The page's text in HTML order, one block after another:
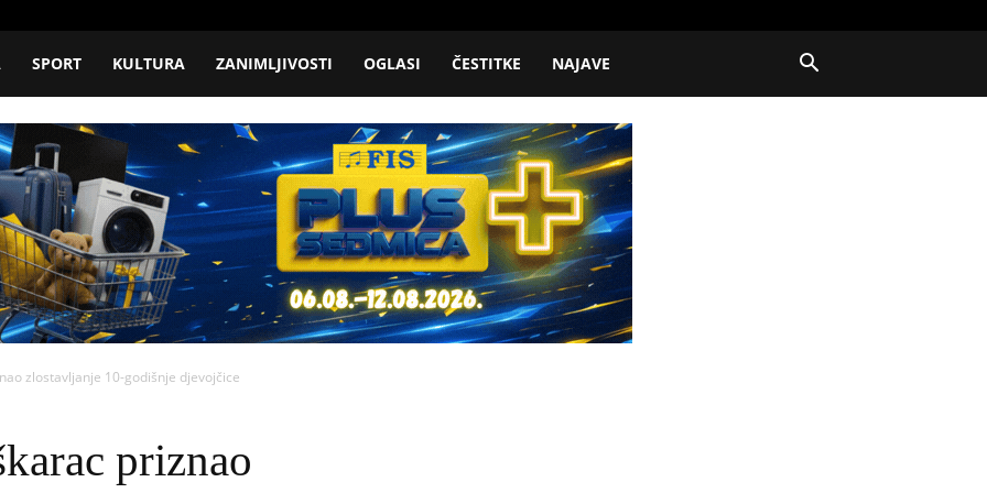
SPORT KULTURA ZANIMLJIVOSTI OGLASI ČESTITKE NAJAVE
zlostavljanje 10-godišnje djevojčice
priznao